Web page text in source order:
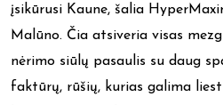
įsikūrusi Kaune, šalia
Malūno. Čia atsiveria visas
nėrimo siūlų pasaulis su daug
faktūrų, rūšių, kurias galima